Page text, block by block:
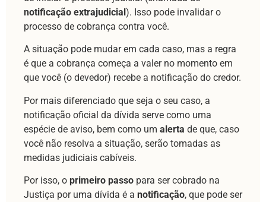
notificação extrajudicial). Isso pode invalidar o
processo de cobrança contra você.
A situação pode mudar em cada caso, mas a regra
é que a cobrança começa a valer no momento em
que você (o devedor) recebe a notificação do credor.
Por mais diferenciado que seja o seu caso, a
notificação oficial da dívida serve como uma
espécie de aviso, bem como um alerta de que, caso
você não resolva a situação, serão tomadas as
medidas judiciais cabíveis.
Por isso, o primeiro passo para ser cobrado na
Justiça por uma dívida é a notificação, que pode ser